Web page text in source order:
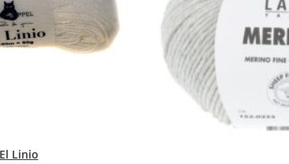
El Linio